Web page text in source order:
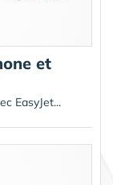
et
EasyJet...